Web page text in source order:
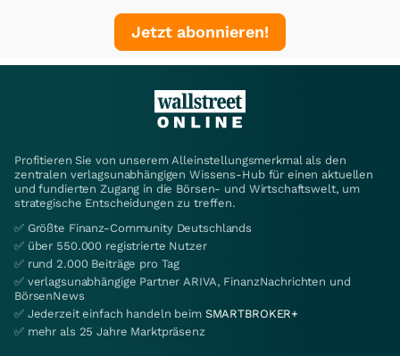
Jetzt abonnieren!
Profitieren Sie von unserem Alleinstellungsmerkmal als den
zentralen verlagsunabhängigen Wissens-Hub für einen aktuellen
und fundierten Zugang in die Börsen- und Wirtschaftswelt, um
strategische Entscheidungen zu treffen.
✅ Größte Finanz-Community Deutschlands
✅ über 550.000 registrierte Nutzer
✅ rund 2.000 Beiträge pro Tag
✅ verlagsunabhängige Partner ARIVA, FinanzNachrichten und
BörsenNews
✅ Jederzeit einfach handeln beim SMARTBROKER+
✅ mehr als 25 Jahre Marktpräsenz